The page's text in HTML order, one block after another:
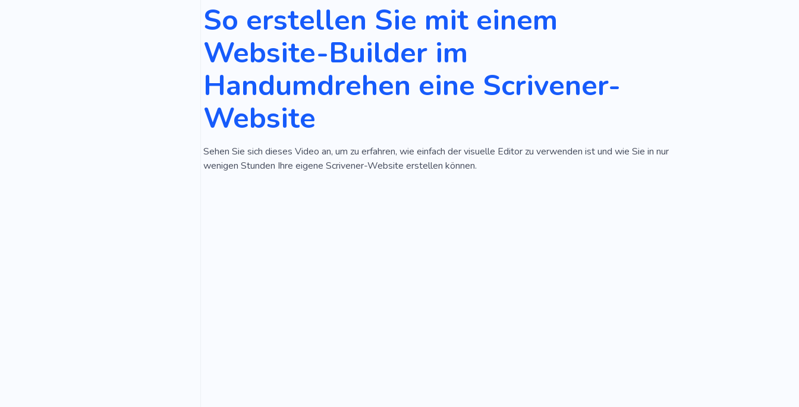
So erstellen Sie mit einem
Website-Builder im
Handumdrehen eine Scrivener-
Website
Sehen Sie sich dieses Video an, um zu erfahren, wie einfach der visuelle Editor zu verwenden ist und wie Sie in nur
wenigen Stunden Ihre eigene Scrivener-Website erstellen können.